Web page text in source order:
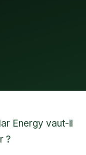
Energy vaut-il
?